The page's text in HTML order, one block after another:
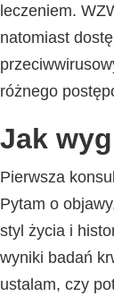
leczeniem.
natomiast
różnego
Jak
Pierwsza
Pytam o
styl życia i
wyniki badań
ustalam, czy